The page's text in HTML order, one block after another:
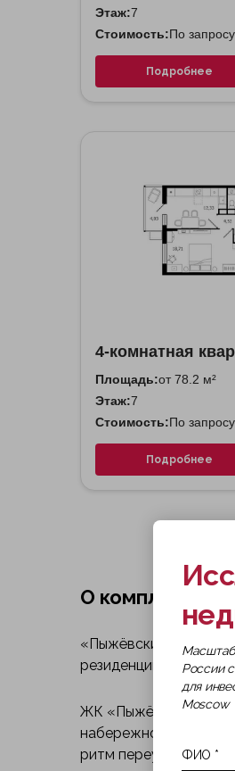
Этаж:7
Стоимость:По запросу
Подробнее
4-комнатная
Площадь:от 78.2 м²
Этаж:7
Стоимость:По запросу
Подробнее
О комплексе
«Пыжёвский» — 17-
резиденции. Масштаб
ЖК «Пыжёвский»
набережной Москвы-
ритм переулков.
России
для
Moscow